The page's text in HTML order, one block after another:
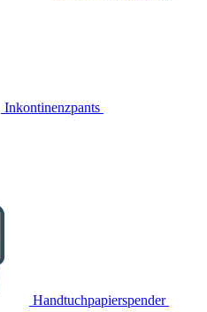
Inkontinenzpants
Handtuchpapierspender